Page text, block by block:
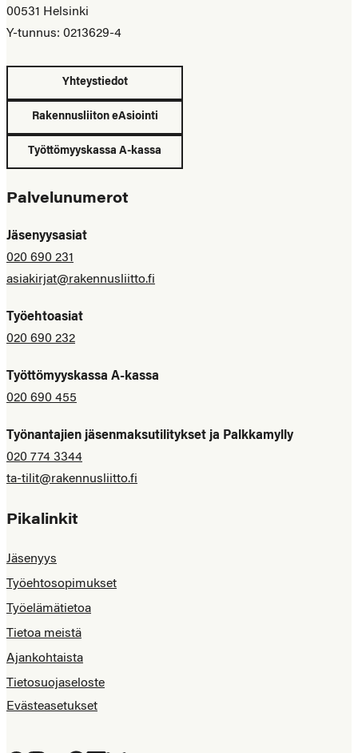
00531 Helsinki
Y-tunnus: 0213629-4
Yhteystiedot
Rakennusliiton eAsiointi
Työttömyyskassa A-kassa
Palvelunumerot
Jäsenyysasiat
020 690 231
asiakirjat@rakennusliitto.fi
Työehtoasiat
020 690 232
Työttömyyskassa A-kassa
020 690 455
Työnantajien jäsenmaksutilitykset ja Palkkamylly
020 774 3344
ta-tilit@rakennusliitto.fi
Pikalinkit
Jäsenyys
Työehtosopimukset
Työelämätietoa
Tietoa meistä
Ajankohtaista
Tietosuojaseloste
Evästeasetukset